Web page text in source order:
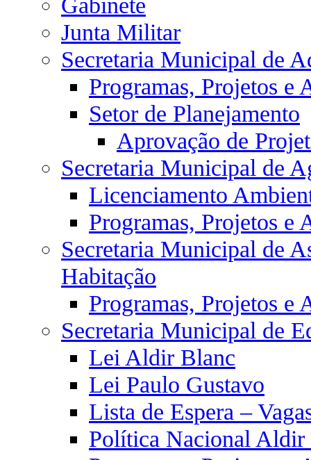
Junta Militar
Secretaria Municipal de
Programas, Projetos e
Setor de Planejamento
Aprovação de
Secretaria Municipal de
Licenciamento
Programas, Projetos e
Secretaria Municipal de
Habitação
Programas, Projetos e
Secretaria Municipal de
Lei Aldir Blanc
Lei Paulo Gustavo
Lista de Espera –
Política Nacional